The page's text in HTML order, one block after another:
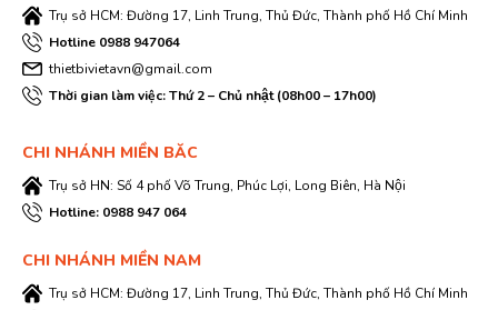
Trụ sở HCM: Đường 17, Linh Trung, Thủ Đức, Thành phố Hồ Chí Minh
Hotline 0988 947064
thietbivietavn@gmail.com
Thời gian làm việc: Thứ 2 – Chủ nhật (08h00 – 17h00)
CHI NHÁNH MIỀN BĂC
Trụ sở HN: Số 4 phố Võ Trung, Phúc Lợi, Long Biên, Hà Nội
Hotline: 0988 947 064
CHI NHÁNH MIỀN NAM
Trụ sở HCM: Đường 17, Linh Trung, Thủ Đức, Thành phố Hồ Chí Minh